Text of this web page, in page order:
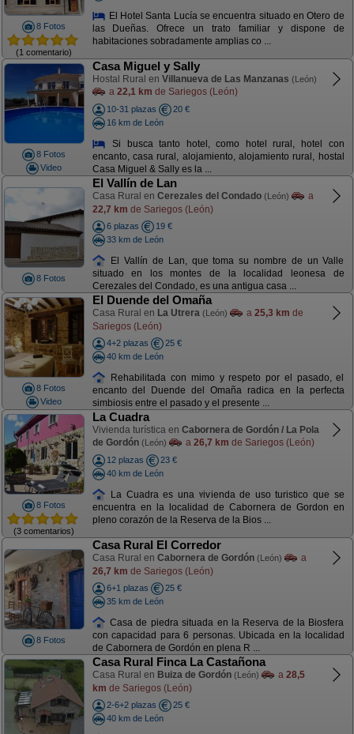
8 Fotos
(1 comentario)
El Hotel Santa Lucía se encuentra situado en Otero de
las Dueñas. Ofrece un trato familiar y dispone de
habitaciones sobradamente amplias co ...
8 Fotos
Video
Casa Miguel y Sally
Hostal Rural en Villanueva de Las Manzanas (León)
a 22,1 km de Sariegos (León)
10-31 plazas
20 €
16 km de León
Si busca tanto hotel, como hotel rural, hotel con
encanto, casa rural, alojamiento, alojamiento rural, hostal
Casa Miguel & Sally es la ...
8 Fotos
El Vallín de Lan
Casa Rural en Cerezales del Condado (León)
a
22,7 km de Sariegos (León)
6 plazas
19 €
33 km de León
El Vallín de Lan, que toma su nombre de un Valle
situado en los montes de la localidad leonesa de
Cerezales del Condado, es una antigua casa ...
8 Fotos
Video
El Duende del Omaña
Casa Rural en La Utrera (León) a 25,3 km de
Sariegos (León)
4+2 plazas
25 €
40 km de León
Rehabilitada con mimo y respeto por el pasado, el
encanto del Duende del Omaña radica en la perfecta
simbiosis entre el pasado y el presente ...
8 Fotos
(3 comentarios)
La Cuadra
Vivienda turística en Cabornera de Gordón / La Pola
de Gordón (León) a 26,7 km de Sariegos (León)
12 plazas
23 €
40 km de León
La Cuadra es una vivienda de uso turistico que se
encuentra en la localidad de Cabornera de Gordon en
pleno corazón de la Reserva de la Bios ...
8 Fotos
Casa Rural El Corredor
Casa Rural en Cabornera de Gordón (León)
a
26,7 km de Sariegos (León)
6+1 plazas
25 €
35 km de León
Casa de piedra situada en la Reserva de la Biosfera
con capacidad para 6 personas. Ubicada en la localidad
de Cabornera de Gordón en plena R ...
Casa Rural Finca La Castañona
Casa Rural en Buiza de Gordón (León) a 28,5
km de Sariegos (León)
2-6+2 plazas
25 €
40 km de León